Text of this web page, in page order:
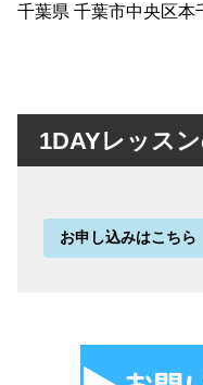
千葉県 千葉市中央区本
1DAYレッス
お申し込みはこちら